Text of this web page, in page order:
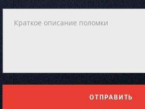
ОТПРАВИТЬ